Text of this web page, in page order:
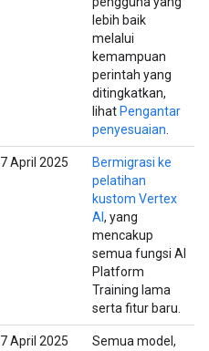
lebih baik
melalui
kemampuan
perintah yang
ditingkatkan,
lihat Pengantar
penyesuaian
7 April 2025
Bermigrasi ke
pelatihan
kustom Vertex
AI , yang
mencakup
semua fungsi AI
Platform
Training lama
serta fitur baru.
7 April 2025
Semua model,